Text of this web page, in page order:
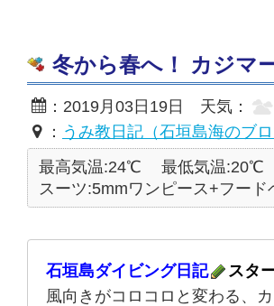
冬から春へ！ カジマ
：2019月03日19日 天気：
： うみ教日記（石垣島海のブロ
最高気温:24℃
最低気温:20℃
スーツ:5mmワンピース+フー
石垣島ダイビング日記
スタ
風向きがコロコロと変わる、